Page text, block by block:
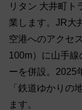
リタン 大井町ト
業します。JR大
空港へのアクセ
100m）に山手
ーを併設。2025
「鉄道ゆかりの
ます。